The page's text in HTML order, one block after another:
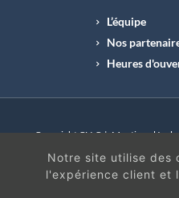
L’équipe
Nos
Heures
Copyright CLI © | Mentions
N°Entreprise :
Notre site utilise des
l'expérience client et